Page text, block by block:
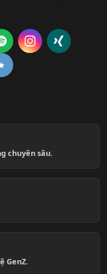
chuyên sâu.
GenZ.